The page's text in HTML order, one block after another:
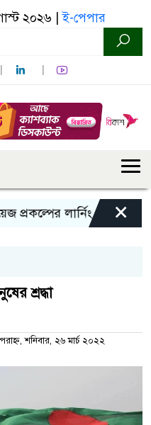
২০২৬ |ই-পেপার
লার্নিং শেয়ারিং×
শ্রদ্ধা
শনিবার, ২৬ মার্চ ২০২২